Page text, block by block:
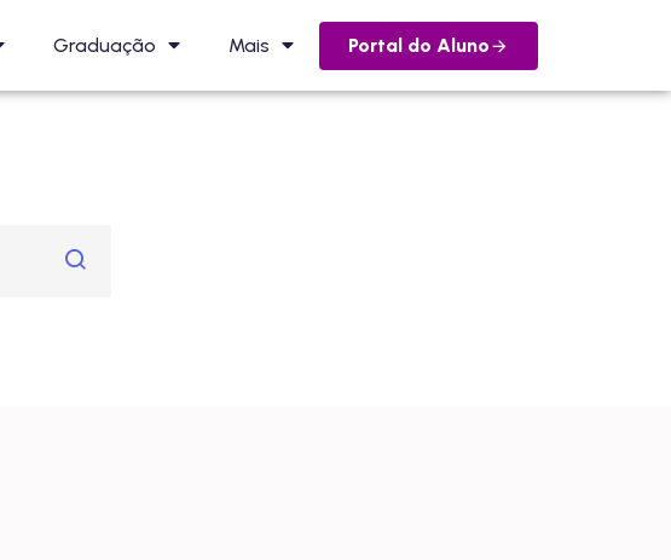
Graduação Mais Portal do Aluno